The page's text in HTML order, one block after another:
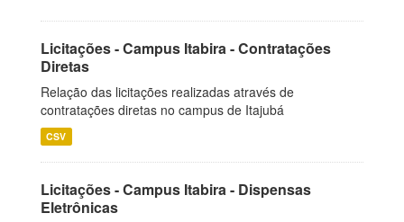
Licitações - Campus Itabira - Contratações
Diretas
Relação das licitações realizadas através de
contratações diretas no campus de Itajubá
CSV
Licitações - Campus Itabira - Dispensas
Eletrônicas